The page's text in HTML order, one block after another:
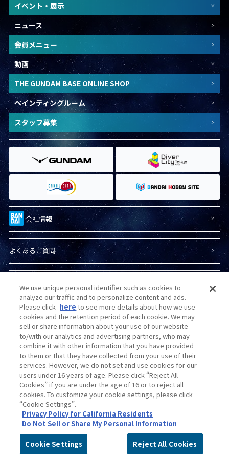
イベント・展示
ニュース
会員メニュー
動画
THE GUNDAM BASE ONLINE SHOP
ペインティングルーム
スタッフ募集
会社情報
よくあるご質問
プライバシーオプション
商品（ガンプラ）に関するお問い合わせ
Do Not Sell or Share My Personal Information
カスタマーハラスメントに 対する基本的な対応方針
©創通・サンライズ ©創通・サンライズ・MBS©サンライズ
©サンライズ・MBS
※本サイト上で使用している画像は、イメージです。
We use unique personal identifier such as cookies to
analyze our traffic and to personalize content and ads.
Please click here to see more details about how we use
cookies and the retention period of each cookie. We may
sell or share information about your use of our website
to/with our analytics and advertising partners, who may
combine it with other information that you have provided
to them or that they have collected from your use of their
services. However, we do not set and use cookies for our
users under 16 years of age. Please click “Reject All
Cookies” if you are under the age of 16 or to reject all
cookies. To customize your cookie settings, please click
“Cookie Settings”.
Privacy Policy for California Residents
Do Not Sell or Share My Personal Information
Cookie Settings Reject All Cookies